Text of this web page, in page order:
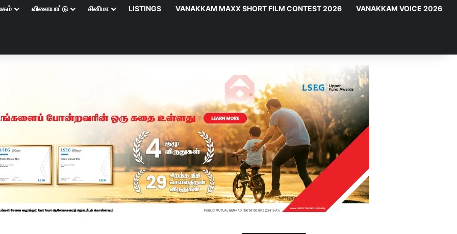
விளையாட்டு சினிமா LISTINGS VANAKKAM MAXX SHORT FILM CONTEST 2026 VANAKKAM VOICE 2026